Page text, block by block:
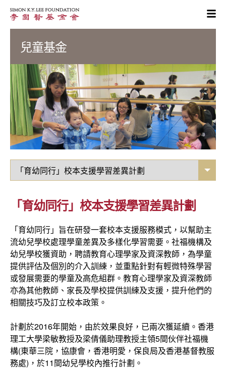
兒童基金
「育幼同行」校本支援學習差異計劃
「育幼同行」旨在研發一套校本支援服務模式，以幫助主
流幼兒學校處理學童差異及多樣化學習需要。社福機構及
幼兒學校獲資助，聘請教育心理學家及資深教師，為學童
提供評估及個別的介入訓練，並重點針對有輕微特殊學習
或發展需要的學童及高危組群。教育心理學家及資深教師
亦為其他教師、家長及學校提供訓練及支援，提升他們的
相關技巧及訂立校本政策。
計劃於2016年開始，由於效果良好，已兩次獲延續。香港
理工大學梁敏教授及梁倩儀助理教授主領5間伙伴社福機
構(東華三院，協康會，香港明愛，保良局及香港基督教服
務處)，於11間幼兒學校內推行計劃。